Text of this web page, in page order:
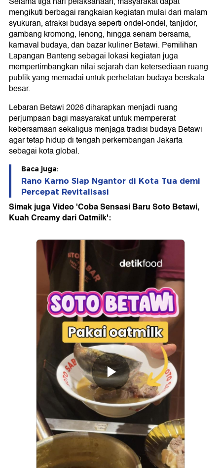
mengikuti berbagai rangkaian kegiatan mulai dari malam
syukuran, atraksi budaya seperti ondel-ondel, tanjidor,
gambang kromong, lenong, hingga senam bersama,
karnaval budaya, dan bazar kuliner Betawi. Pemilihan
Lapangan Banteng sebagai lokasi kegiatan juga
mempertimbangkan nilai sejarah dan ketersediaan ruang
publik yang memadai untuk perhelatan budaya berskala
besar.
Lebaran Betawi 2026 diharapkan menjadi ruang
perjumpaan bagi masyarakat untuk mempererat
kebersamaan sekaligus menjaga tradisi budaya Betawi
agar tetap hidup di tengah perkembangan Jakarta
sebagai kota global.
Baca juga:
Rano Karno Siap Ngantor di Kota Tua demi
Percepat Revitalisasi
Simak juga Video 'Coba Sensasi Baru Soto Betawi,
Kuah Creamy dari Oatmilk':